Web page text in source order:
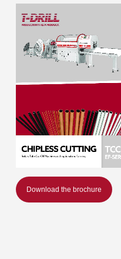
Download the brochure